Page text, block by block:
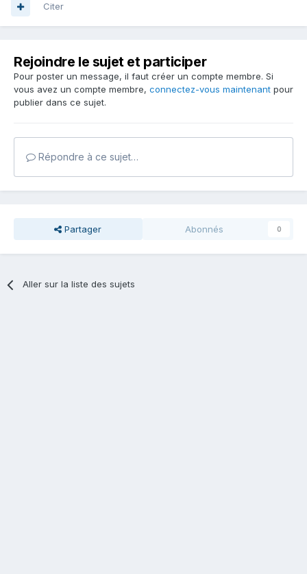
Citer
Rejoindre le sujet et participer
Pour poster un message, il faut créer un compte membre. Si
vous avez un compte membre, connectez-vous maintenant pour
publier dans ce sujet.
Répondre à ce sujet…
Partager Abonnés 0
Aller sur la liste des sujets